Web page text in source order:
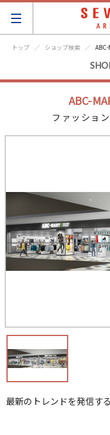
トップ ショップ検索 ABC-
ABC-
ファッショ
最新のトレンドを発信す